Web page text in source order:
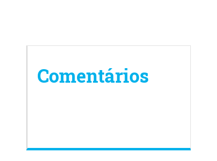
Comentários